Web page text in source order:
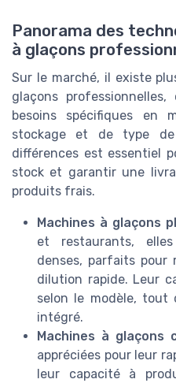
Panorama des
à glaçons
Sur le marché, il existe
glaçons
besoins spécifiques en
stockage et de type de
différences est essentiel
stock et garantir une
produits frais.
Machines à glaçons
et restaurants,
denses, parfaits pour
dilution rapide. Leur
selon le modèle, tout
intégré.
Machines à glaçons
appréciées pour leur
leur capacité à